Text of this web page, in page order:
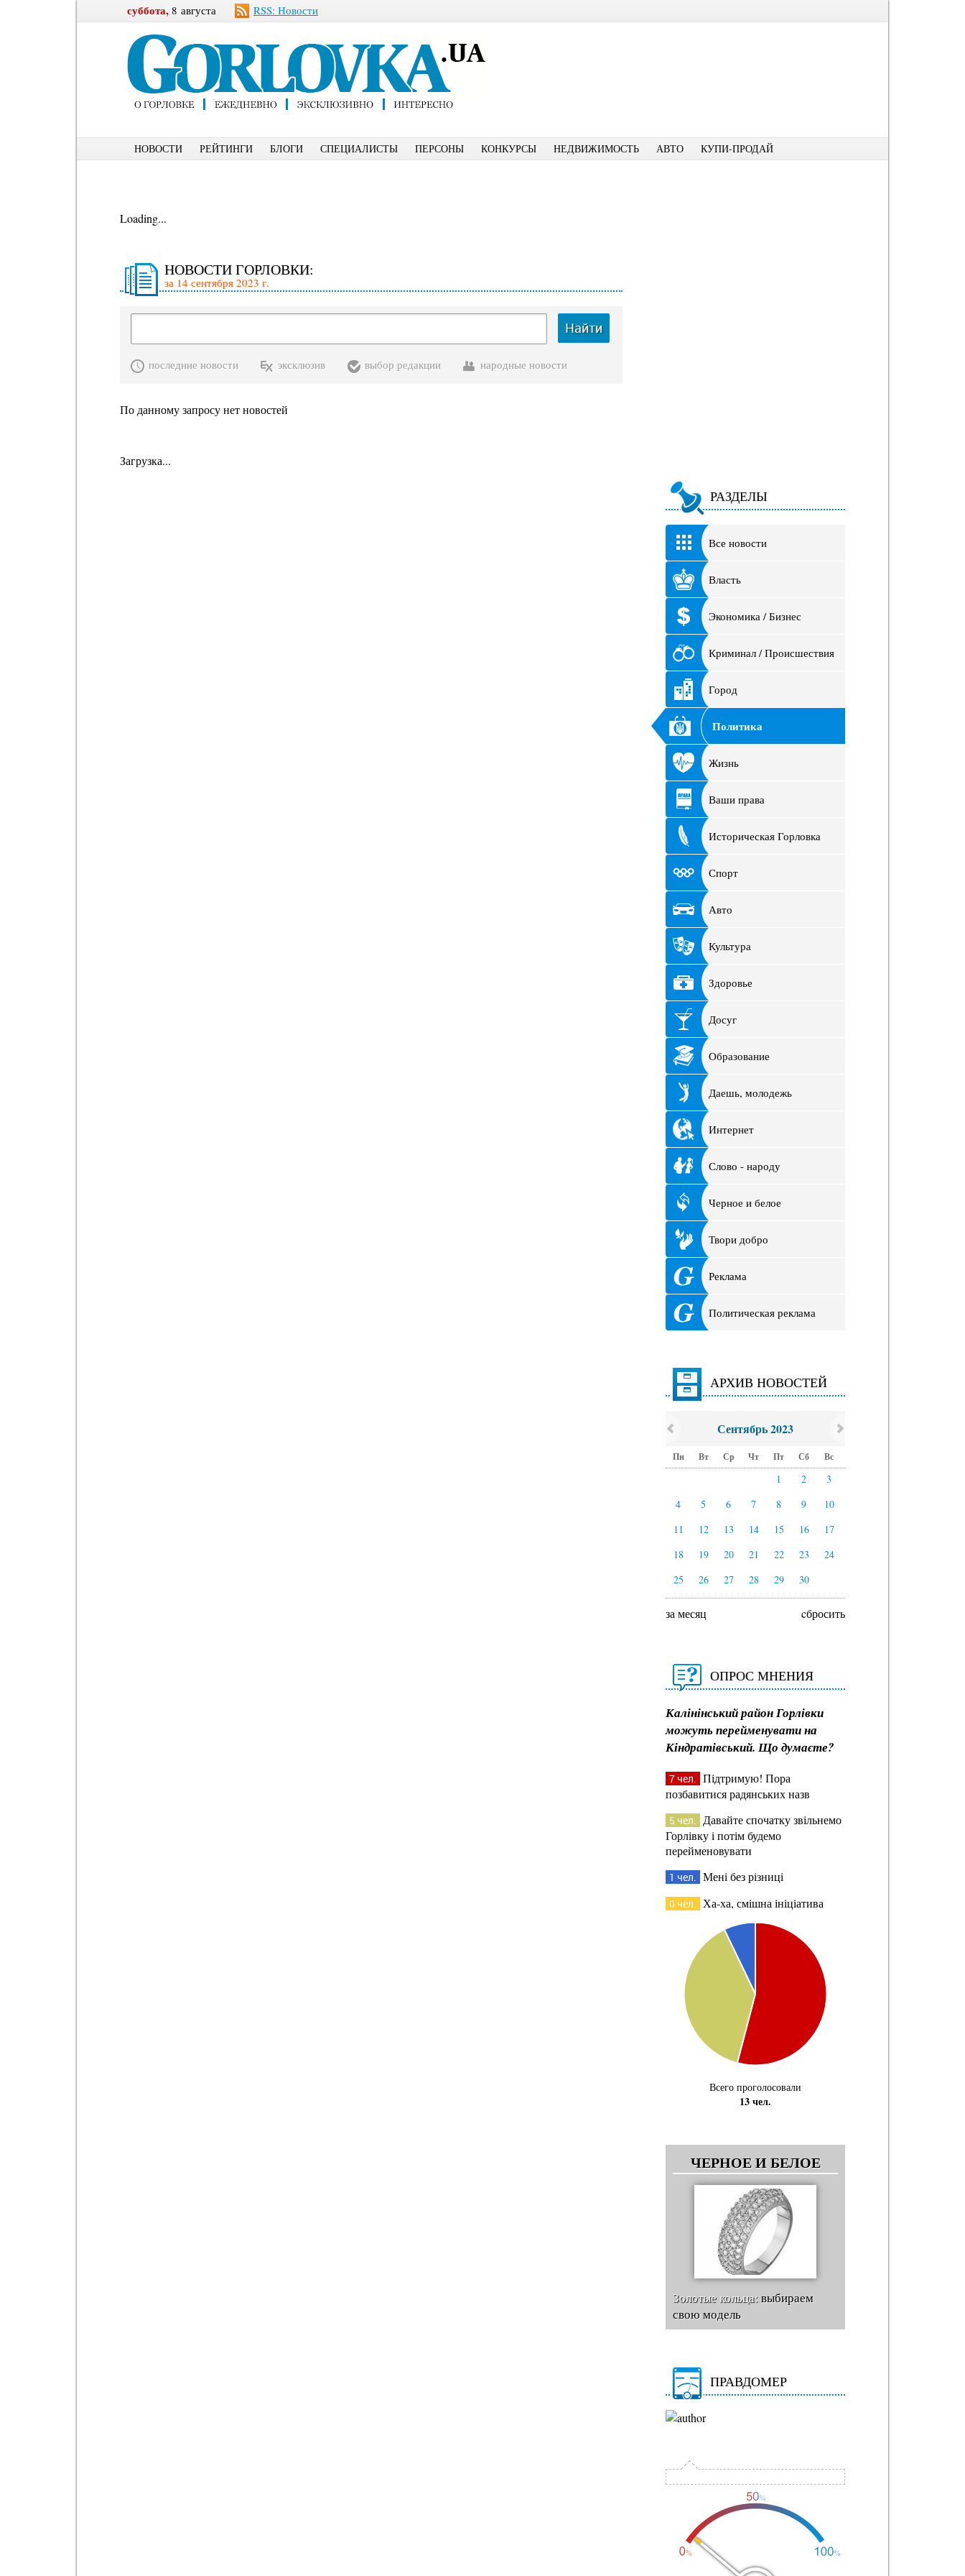
суббота, 8 августа RSS: Новости
НОВОСТИ РЕЙТИНГИ БЛОГИ СПЕЦИАЛИСТЫ ПЕРСОНЫ КОНКУРСЫ НЕДВИЖИМОСТЬ АВТО КУПИ-ПРОДАЙ
Loading...
НОВОСТИ ГОРЛОВКИ:
за 14 сентября 2023 г.
Найти
последние новости эксклюзив выбор редакции народные новости
По данному запросу нет новостей
Загрузка...
РАЗДЕЛЫ
Все новости
Власть
Экономика / Бизнес
Криминал / Происшествия
Город
Политика
Жизнь
Ваши права
Историческая Горловка
Спорт
Авто
Культура
Здоровье
Досуг
Образование
Даешь, молодежь
Интернет
Слово - народу
Черное и белое
Твори добро
Реклама
Политическая реклама
АРХИВ НОВОСТЕЙ
Сентябрь 2023
Пн Вт Ср Чт Пт Сб Вс
1 2
3
4
5 6 7 8 9
10
11
12 13 14 15 16
17
18
19 20 21 22 23
24
25
26 27 28 29 30
за месяц cбросить
ОПРОС МНЕНИЯ
Калінінський район Горлівки
можуть перейменувати на
Кіндратівський. Що думаєте?
7 чел. Підтримую! Пора
позбавитися радянських назв
5 чел. Давайте спочатку звільнемо
Горлівку і потім будемо
перейменовувати
1 чел. Мені без різниці
0 чел. Ха-ха, смішна ініціатива
Всего проголосовали
13 чел.
ЧЕРНОЕ И БЕЛОЕ
Золотые кольца:выбираем
свою модель
ПРАВДОМЕР